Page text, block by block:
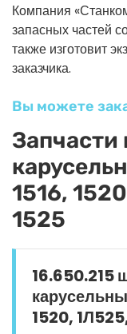
Компания
запасных частей
также изготовит
заказчика.
Вы можете
Запчасти
1516,
1525
16.650.215
1520,